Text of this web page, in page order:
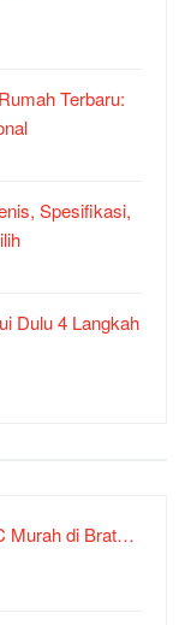
Terbaru:
Spesifikasi,
Dulu 4 Langkah
Murah di Brat…